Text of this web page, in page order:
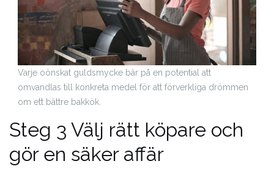
Varje oönskat guldsmycke bär på en potential att
omvandlas till konkreta medel för att förverkliga drömmen
om ett bättre bakkök.
Steg 3 Välj rätt köpare och
gör en säker affär